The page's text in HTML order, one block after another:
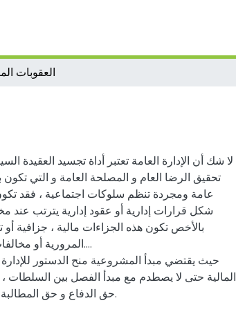
العقوبات
لا شك أن الإدارة العامة تعتبر أداة تجسيد العقيدة
تحقيق الرضا العام و المصلحة العامة و التي
عامة ومجردة تنظم سلوكات اجتماعية ، فقد
شكل قرارات إدارية أو عقود إدارية يترتب عند
بالأخص تكون هذه الجزاءات مالية ، جزافية أو
المرورية أو
حيث يقتضي مبدأ المشروعية منح الدستور
المالية حتى لا يصطدم مع مبدأ الفصل بين السلطات
حق الدفاع و حق المطالبة بالتعويض في حالة الخطأ ضده.